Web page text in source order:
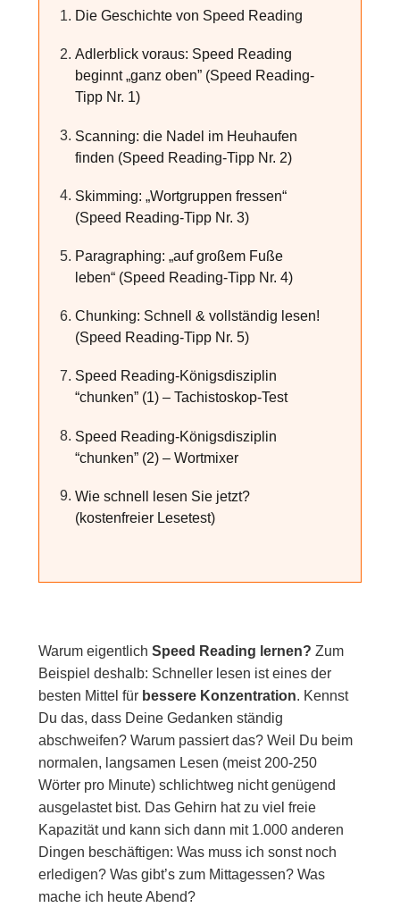
Die Geschichte von Speed Reading
Adlerblick voraus: Speed Reading
beginnt „ganz oben” (Speed Reading-
Tipp Nr. 1)
Scanning: die Nadel im Heuhaufen
finden (Speed Reading-Tipp Nr. 2)
Skimming: „Wortgruppen fressen“
(Speed Reading-Tipp Nr. 3)
Paragraphing: „auf großem Fuße
leben“ (Speed Reading-Tipp Nr. 4)
Chunking: Schnell & vollständig lesen!
(Speed Reading-Tipp Nr. 5)
Speed Reading-Königsdisziplin
“chunken” (1) – Tachistoskop-Test
Speed Reading-Königsdisziplin
“chunken” (2) – Wortmixer
Wie schnell lesen Sie jetzt?
(kostenfreier Lesetest)
Warum eigentlich Speed Reading lernen? Zum
Beispiel deshalb: Schneller lesen ist eines der
besten Mittel für bessere Konzentration. Kennst
Du das, dass Deine Gedanken ständig
abschweifen? Warum passiert das? Weil Du beim
normalen, langsamen Lesen (meist 200-250
Wörter pro Minute) schlichtweg nicht genügend
ausgelastet bist. Das Gehirn hat zu viel freie
Kapazität und kann sich dann mit 1.000 anderen
Dingen beschäftigen: Was muss ich sonst noch
erledigen? Was gibt’s zum Mittagessen? Was
mache ich heute Abend?